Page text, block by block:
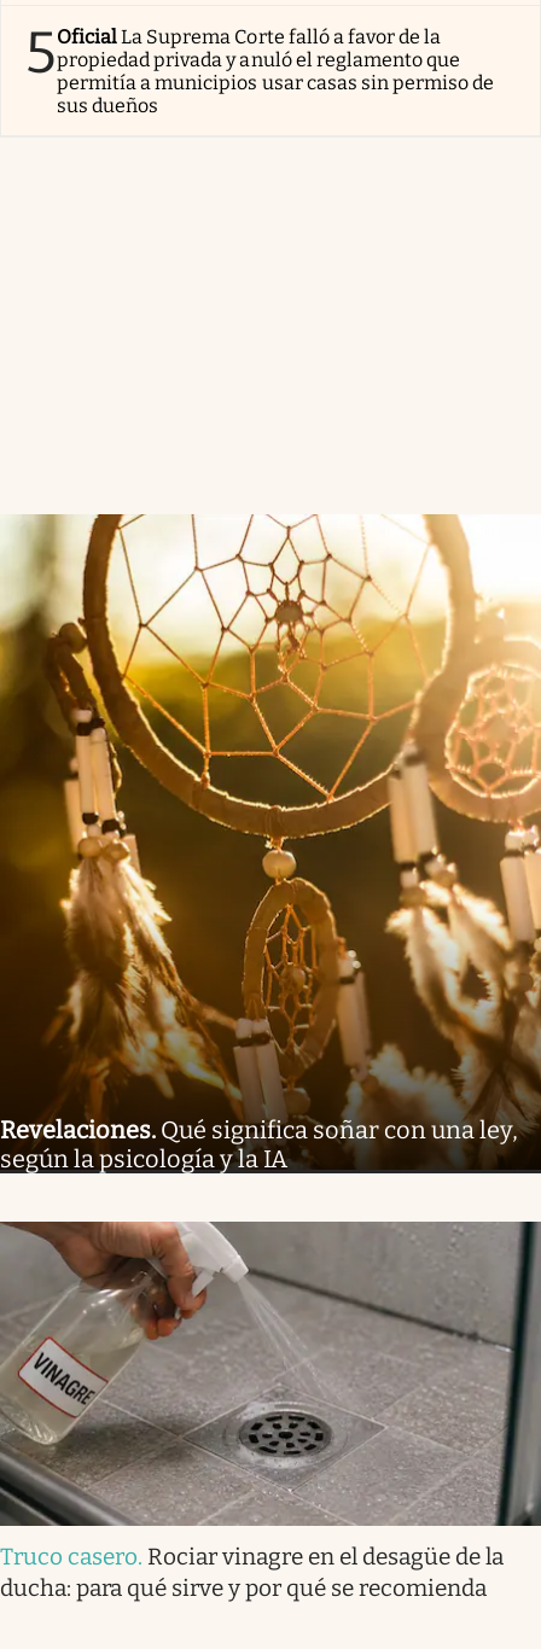
5OficialLa Suprema Corte falló a favor de la
propiedad privada y anuló el reglamento que
permitía a municipios usar casas sin permiso de
sus dueños
Revelaciones. Qué significa soñar con una ley,
según la psicología y la IA
Truco casero. Rociar vinagre en el desagüe de la
ducha: para qué sirve y por qué se recomienda